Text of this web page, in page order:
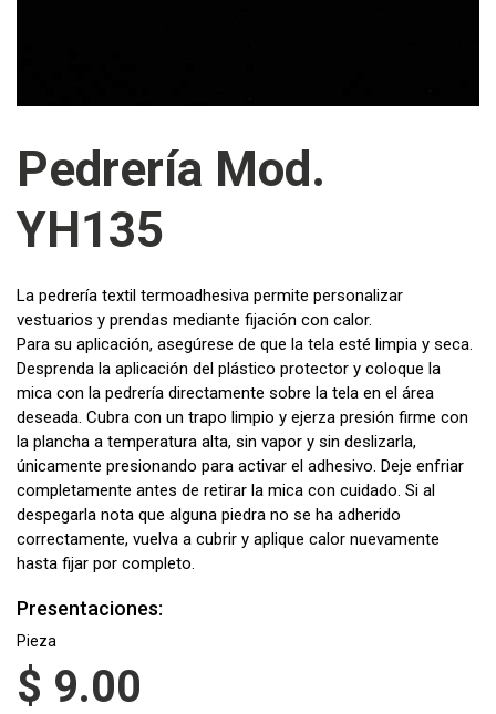
Pedrería Mod.
YH135
La pedrería textil termoadhesiva permite personalizar
vestuarios y prendas mediante fijación con calor.
Para su aplicación, asegúrese de que la tela esté limpia y seca.
Desprenda la aplicación del plástico protector y coloque la
mica con la pedrería directamente sobre la tela en el área
deseada. Cubra con un trapo limpio y ejerza presión firme con
la plancha a temperatura alta, sin vapor y sin deslizarla,
únicamente presionando para activar el adhesivo. Deje enfriar
completamente antes de retirar la mica con cuidado. Si al
despegarla nota que alguna piedra no se ha adherido
correctamente, vuelva a cubrir y aplique calor nuevamente
hasta fijar por completo.
Presentaciones:
Pieza
$ 9.00